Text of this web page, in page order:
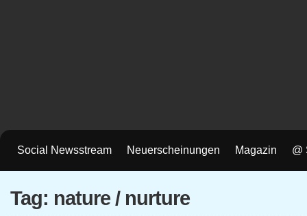
Social Newsstream Neuerscheinungen Magazin @
Tag: nature / nurture